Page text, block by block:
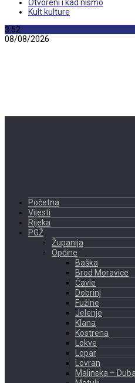
Otvoreni i kad nismo
Kult kulture
3:52
08/08/2026
Početna
Vijesti
Rijeka
PGŽ
Županija
Općine
Baška
Brod Moravice
Čavle
Dobrinj
Fužine
Jelenje
Klana
Kostrena
Lokve
Lopar
Lovran
Malinska –